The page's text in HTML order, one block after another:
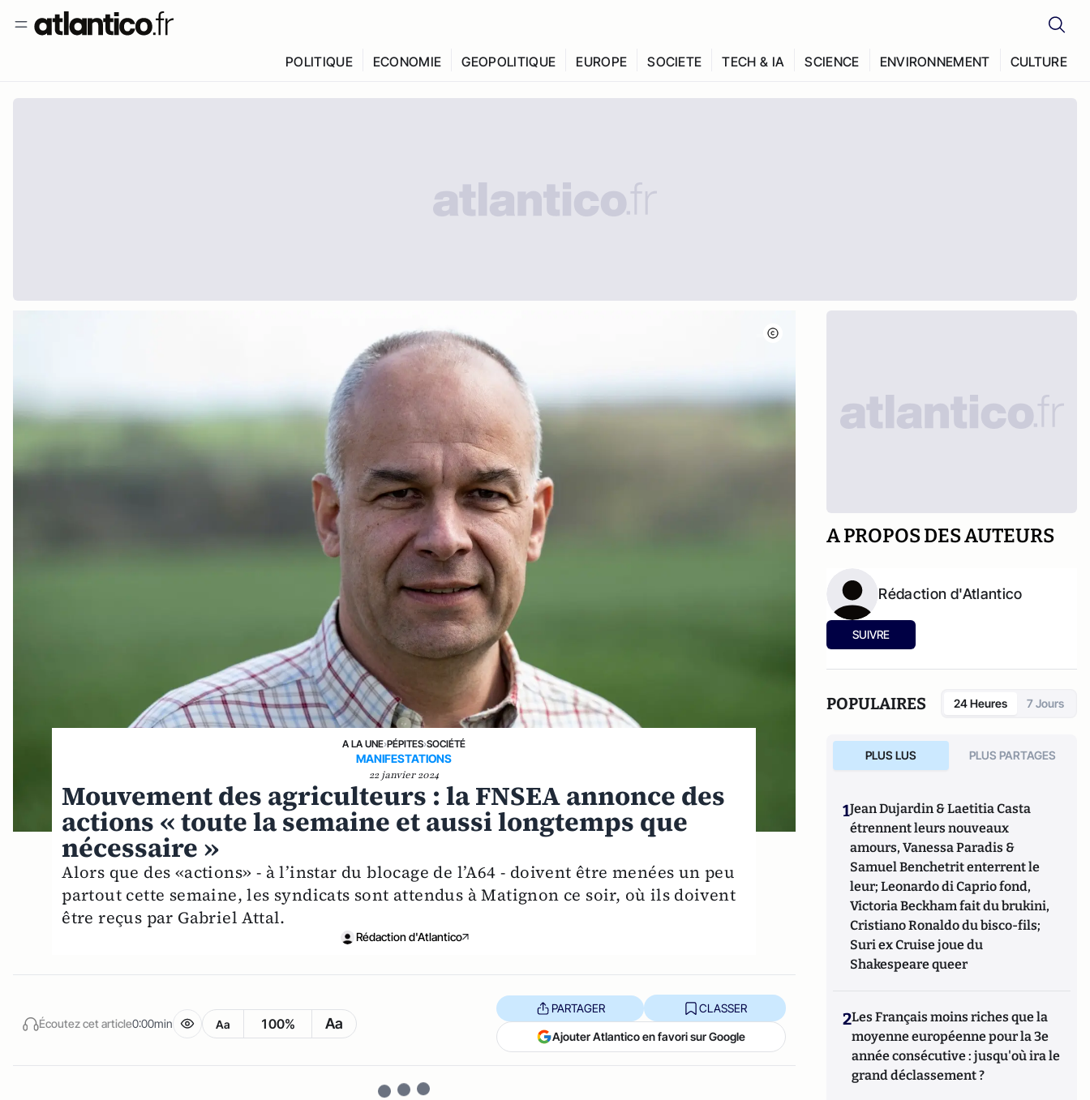
POLITIQUE ECONOMIE GEOPOLITIQUE EUROPE SOCIETE TECH & IA SCIENCE ENVIRONNEMENT CULTURE
A LA UNE›PÉPITES›SOCIÉTÉ
MANIFESTATIONS
22 janvier 2024
Mouvement des agriculteurs : la FNSEA annonce des
actions « toute la semaine et aussi longtemps que
nécessaire »
Alors que des «actions» - à l’instar du blocage de l’A64 - doivent être menées un peu
partout cette semaine, les syndicats sont attendus à Matignon ce soir, où ils doivent
être reçus par Gabriel Attal.
Rédaction d'Atlantico
Écoutez cet article0:00min Aa 100% Aa
PARTAGER CLASSER
Ajouter Atlantico en favori sur Google
A PROPOS DES AUTEURS
Rédaction d'Atlantico
SUIVRE
POPULAIRES 24 Heures 7 Jours
PLUS LUS PLUS PARTAGES
1Jean Dujardin & Laetitia Casta
étrennent leurs nouveaux
amours, Vanessa Paradis &
Samuel Benchetrit enterrent le
leur; Leonardo di Caprio fond,
Victoria Beckham fait du brukini,
Cristiano Ronaldo du bisco-fils;
Suri ex Cruise joue du
Shakespeare queer
2Les Français moins riches que la
moyenne européenne pour la 3e
année consécutive : jusqu'où ira le
grand déclassement ?